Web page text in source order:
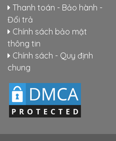
Thanh toán - Bảo hành -
Đổi trả
Chính sách bảo mật
thông tin
Chính sách - Quy định
chung